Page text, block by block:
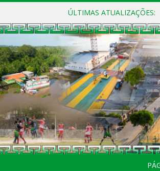
ÚLTIMAS ATUALIZAÇÕES: